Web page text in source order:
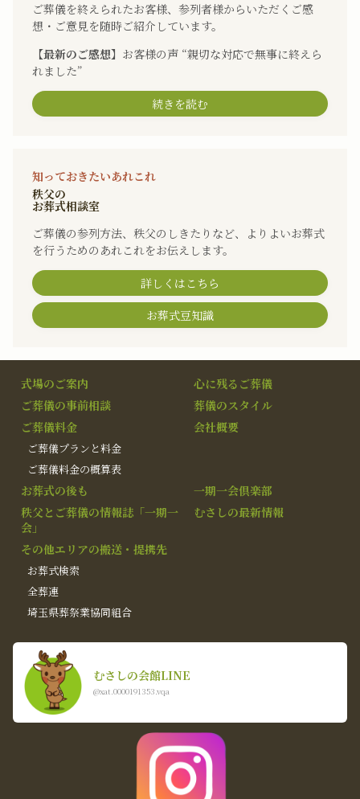
ご葬儀を終えられたお客様、参列者様からいただくご感
想・ご意見を随時ご紹介しています。
【最新のご感想】 お客様の声 “親切な対応で無事に終えら
れました”
続きを読む
知っておきたいあれこれ
秩父の
お葬式相談室
ご葬儀の参列方法、秩父のしきたりなど、よりよいお葬式
を行うためのあれこれをお伝えします。
詳しくはこちら
お葬式豆知識
式場のご案内
心に残るご葬儀
ご葬儀の事前相談
葬儀のスタイル
ご葬儀料金
ご葬儀プランと料金
ご葬儀料金の概算表
会社概要
お葬式の後も
一期一会倶楽部
秩父とご葬儀の情報誌「一期一
会」
むさしの最新情報
その他エリアの搬送・提携先
お葬式検索
全葬連
埼玉県葬祭業協同組合
むさしの会館LINE
@xat.0000191353.vqa